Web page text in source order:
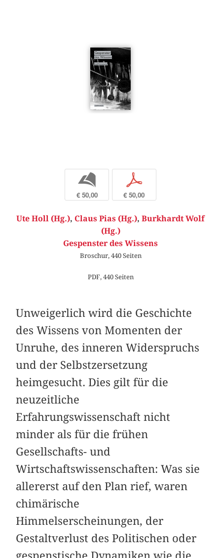
b
€ 50,00
p
€ 50,00
Ute Holl (Hg.), Claus Pias (Hg.), Burkhardt Wolf
(Hg.)
Gespenster des Wissens
Broschur, 440 Seiten
PDF, 440 Seiten
Unweigerlich wird die Geschichte
des Wissens von Momenten der
Unruhe, des inneren Widerspruchs
und der Selbstzersetzung
heimgesucht. Dies gilt für die
neuzeitliche
Erfahrungswissenschaft nicht
minder als für die frühen
Gesellschafts- und
Wirtschaftswissenschaften: Was sie
allererst auf den Plan rief, waren
chimärische
Himmelserscheinungen, der
Gestaltverlust des Politischen oder